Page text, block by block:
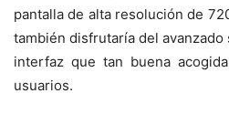
pantalla de alta resolución de
también disfrutaría del
interfaz que tan buena
usuarios.